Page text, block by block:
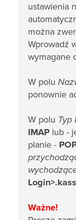
ustawienia
można
Wprowadź
wymagane
W polu
ponownie
W polu Typ
IMAP lub -
planie -
Ważne!